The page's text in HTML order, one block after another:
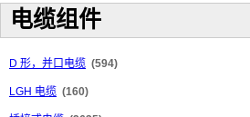
电缆组件
D 形，并口电缆 (594)
LGH 电缆 (160)